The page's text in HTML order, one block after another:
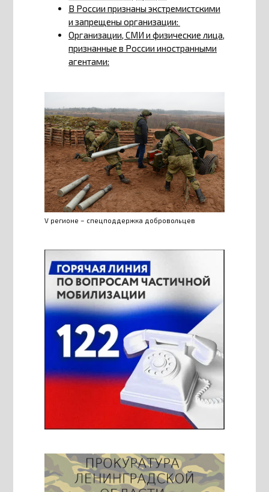
В России признаны экстремистскими
и запрещены организации:
Организации, СМИ и физические лица,
признанные в России иностранными
агентами:
V регионе – спецподдержка добровольцев